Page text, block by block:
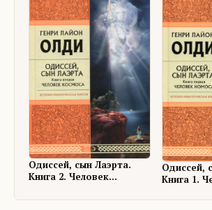
Одиссей, сын Лаэрта.
Книга 2. Человек
Одиссей,
Книга 1.